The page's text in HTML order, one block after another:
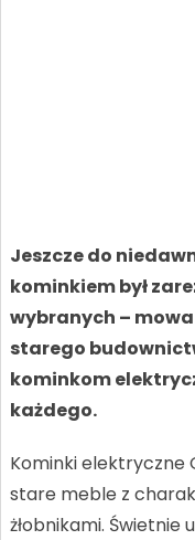
Jeszcze do
kominkiem był
wybranych –
starego
kominkom
każdego.
Kominki elektryczne
stare meble z
żłobnikami. Świetnie